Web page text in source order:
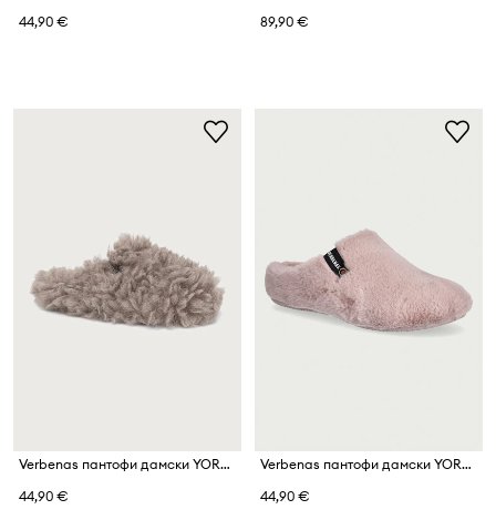
44,90 €
89,90 €
Verbenas пантофи дамски YORK ANDES
44,90 €
Verbenas пантофи дамски YORK GROSETO
44,90 €